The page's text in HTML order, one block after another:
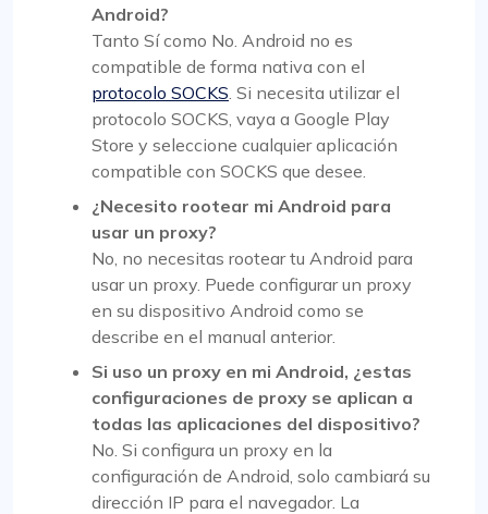
Android?
Tanto Sí como No. Android no es
compatible de forma nativa con el
protocolo SOCKS . Si necesita utilizar el
protocolo SOCKS, vaya a Google Play
Store y seleccione cualquier aplicación
compatible con SOCKS que desee.
¿Necesito rootear mi Android para
usar un proxy?
No, no necesitas rootear tu Android para
usar un proxy. Puede configurar un proxy
en su dispositivo Android como se
describe en el manual anterior.
Si uso un proxy en mi Android, ¿estas
configuraciones de proxy se aplican a
todas las aplicaciones del dispositivo?
No. Si configura un proxy en la
configuración de Android, solo cambiará su
dirección IP para el navegador. La